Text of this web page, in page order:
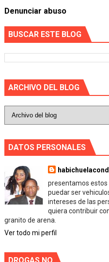
Denunciar abuso
BUSCAR ESTE BLOG
ARCHIVO DEL BLOG
DATOS PERSONALES
presentamos estos
puedar ser
intereses de las
quiera contribuir
granito de arena.
Ver todo mi perfil